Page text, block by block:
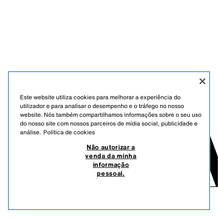
Este website utiliza cookies para melhorar a experiência do
utilizador e para analisar o desempenho e o tráfego no nosso
website. Nós também compartilhamos informações sobre o seu uso
do nosso site com nossos parceiros de mídia social, publicidade e
análise. Política de cookies
Não autorizar a
venda da minha
informação
pessoal.